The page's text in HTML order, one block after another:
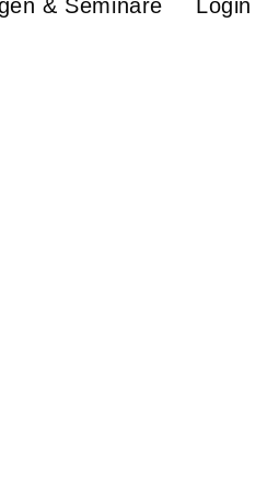
& Seminare Login